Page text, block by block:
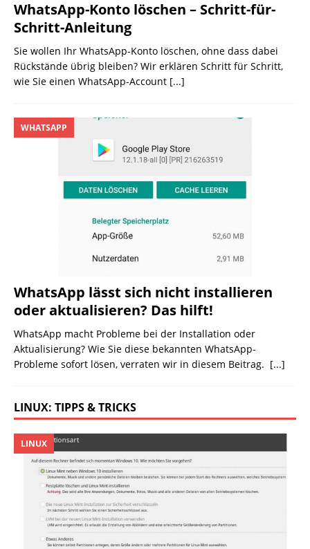
WhatsApp-Konto löschen – Schritt-für-
Schritt-Anleitung
Sie wollen Ihr WhatsApp-Konto löschen, ohne dass dabei
Rückstände übrig bleiben? Wir erklären Schritt für Schritt,
wie Sie einen WhatsApp-Account [...]
WhatsApp lässt sich nicht installieren
oder aktualisieren? Das hilft!
WHATSAPP
WhatsApp macht Probleme bei der Installation oder
Aktualisierung? Wie Sie diese bekannten WhatsApp-
Probleme sofort lösen, verraten wir in diesem Beitrag. [...]
LINUX: TIPPS & TRICKS
LINUX